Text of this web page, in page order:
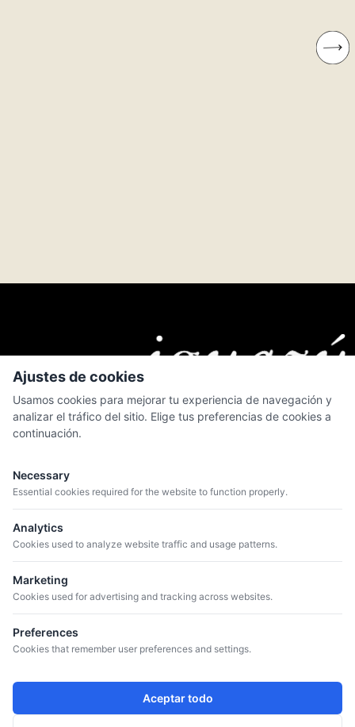
Quiénes somos
Catálogo
Bodegas
Blog
CONTACTO
info@iguazuvinos.com
DIRECCIÓN
Sant Just Desvern, Barcelona, Spain
SÍGUENOS
Ajustes de cookies
Usamos cookies para mejorar tu experiencia de navegación y
analizar el tráfico del sitio. Elige tus preferencias de cookies a
continuación.
Necessary
Essential cookies required for the website to function properly.
Analytics
Cookies used to analyze website traffic and usage patterns.
Marketing
Cookies used for advertising and tracking across websites.
Preferences
Cookies that remember user preferences and settings.
Aceptar todo